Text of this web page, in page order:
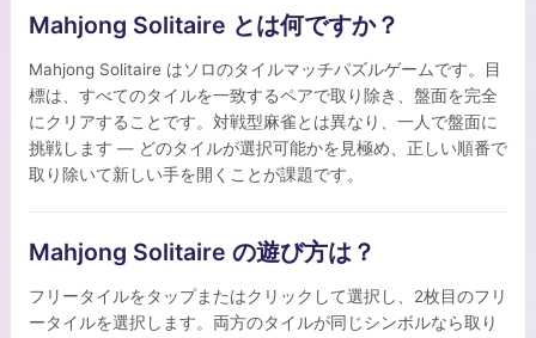
Mahjong Solitaire とは何ですか？
Mahjong Solitaire はソロのタイルマッチパズルゲームです。目
標は、すべてのタイルを一致するペアで取り除き、盤面を完全
にクリアすることです。対戦型麻雀とは異なり、一人で盤面に
挑戦します — どのタイルが選択可能かを見極め、正しい順番で
取り除いて新しい手を開くことが課題です。
Mahjong Solitaire の遊び方は？
フリータイルをタップまたはクリックして選択し、2枚目のフリ
ータイルを選択します。両方のタイルが同じシンボルなら取り